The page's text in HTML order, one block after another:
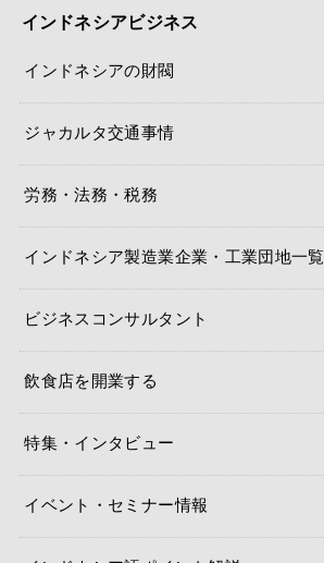
インドネシアビジネス
インドネシアの財閥
ジャカルタ交通事情
労務・法務・税務
インドネシア製造業企業・工業団地一覧
ビジネスコンサルタント
飲食店を開業する
特集・インタビュー
イベント・セミナー情報